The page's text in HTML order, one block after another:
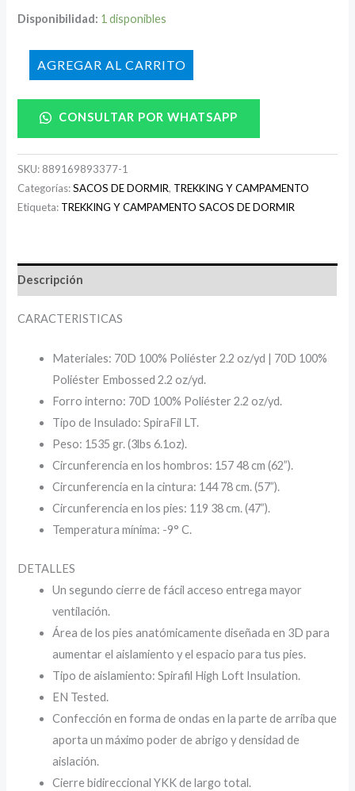
Disponibilidad: 1 disponibles
AÑADIR AL CARRITO
CONSULTAR POR WHATSAPP
SKU: 889169893377-1
Categorías:SACOS DE DORMIR, TREKKING Y CAMPAMENTO
Etiqueta: TREKKING Y CAMPAMENTO SACOS DE DORMIR
Descripción
CARACTERISTICAS
Materiales: 70D 100% Poliéster 2.2 oz/yd | 70D 100%
Poliéster Embossed 2.2 oz/yd.
Forro interno: 70D 100% Poliéster 2.2 oz/yd.
Tipo de Insulado: SpiraFil LT.
Peso: 1535 gr. (3lbs 6.1oz).
Circunferencia en los hombros: 157 48 cm (62”).
Circunferencia en la cintura: 144 78 cm. (57”).
Circunferencia en los pies: 119 38 cm. (47”).
Temperatura mínima: -9° C.
DETALLES
Un segundo cierre de fácil acceso entrega mayor
ventilación.
Área de los pies anatómicamente diseñada en 3D para
aumentar el aislamiento y el espacio para tus pies.
Tipo de aislamiento: Spirafil High Loft Insulation.
EN Tested.
Confección en forma de ondas en la parte de arriba que
aporta un máximo poder de abrigo y densidad de
aislación.
Cierre bidireccional YKK de largo total.